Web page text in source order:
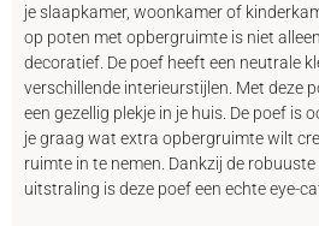
je slaapkamer, woonkamer of
op poten met opbergruimte is niet
decoratief. De poef heeft een neutrale
verschillende interieurstijlen. Met deze
een gezellig plekje in je huis. De poef is
je graag wat extra opbergruimte wilt
ruimte in te nemen. Dankzij de
uitstraling is deze poef een echte eye-